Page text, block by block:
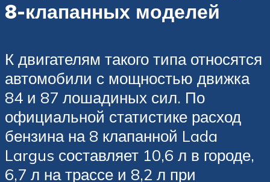
8-клапанных моделей
К двигателям такого типа относятся
автомобили с мощностью движка
84 и 87 лошадиных сил. По
официальной статистике расход
бензина на 8 клапанной Lada
Largus составляет 10,6 л в городе,
6,7 л на трассе и 8,2 л при